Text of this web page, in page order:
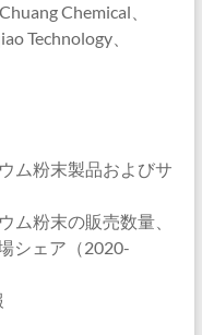
Chemical、
Technology、
ム粉末製品およびサ
ム粉末の販売数量、
シェア（2020-